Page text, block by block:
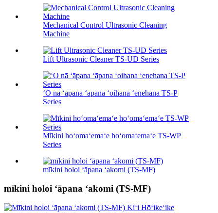
Mechanical Control Ultrasonic Cleaning
Machine
Lift Ultrasonic Cleaner TS-UD Series
ʻO nā ʻāpana ʻāpana ʻoihana ʻenehana TS-P
Series
Mīkini hoʻomaʻemaʻe hoʻomaʻemaʻe TS-WP
Series
mīkini holoi ʻāpana ʻakomi (TS-MF)
mīkini holoi ʻāpana ʻakomi (TS-MF)